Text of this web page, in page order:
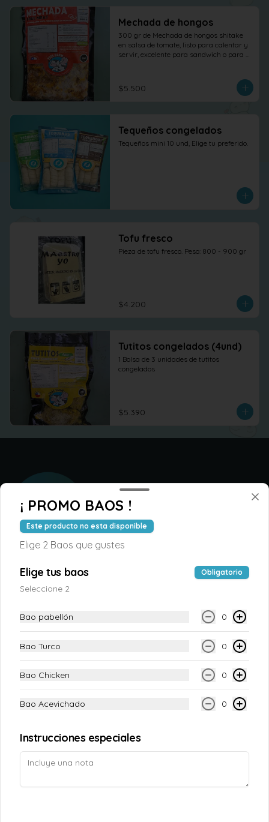
Mechada de hongos
300 gr de Mechada de hongos shitake
en salsa de tomate, listo para calentar y
servir, excelente para sandwich o para
$5.500
Tequeños congelados
Tequeños mini 10 und, Elige tu preferido.
Tofu fresco
Pieza de tofu fresco. Peso: 800 - 900 gr
$4.200
Tutitos congelados (4und)
1 Bolsa de 3 unidades de tutitos
congelados
$5.390
Conócenos
Despacho
Términos y condiciones
Política de privacidad
Instagram
Pedir
Iniciar sesión
¡ PROMO BAOS !
Este producto no esta disponible
Elige 2 Baos que gustes
Elige tus baos Obligatorio
Seleccione 2
Bao pabellón 0
Bao Turco 0
Bao Chicken 0
Bao Acevichado 0
Instrucciones especiales